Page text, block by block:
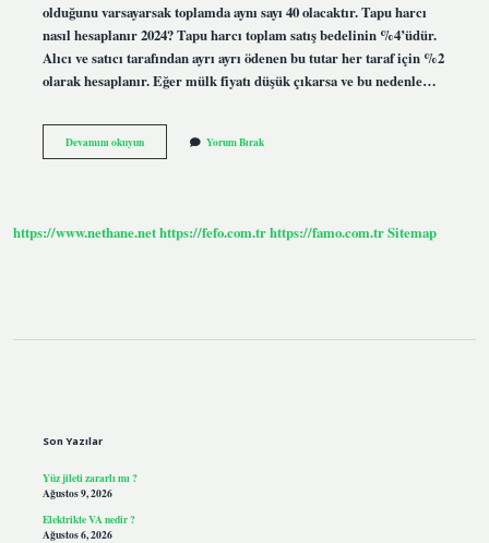
olduğunu varsayarsak toplamda aynı sayı 40 olacaktır. Tapu harcı
nasıl hesaplanır 2024? Tapu harcı toplam satış bedelinin %4’üdür.
Alıcı ve satıcı tarafından ayrı ayrı ödenen bu tutar her taraf için %2
olarak hesaplanır. Eğer mülk fiyatı düşük çıkarsa ve bu nedenle…
Devamını okuyun1
1
Kadardır
Yorum Bırak
https://www.nethane.nethttps://fefo.com.trhttps://famo.com.trSitemap
Son Yazılar
Yüz jileti zararlı mı ?
Ağustos 9, 2026
Elektrikte VA nedir ?
Ağustos 6, 2026